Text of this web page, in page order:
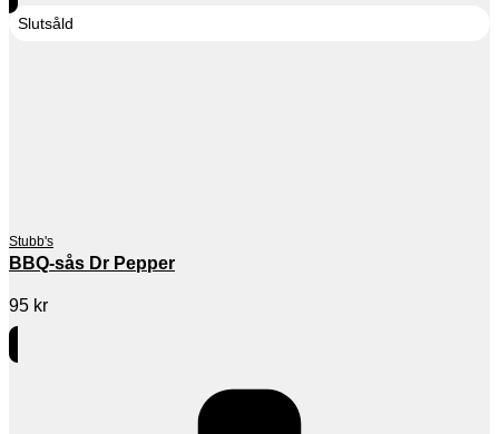
Slutsåld
Stubb's
BBQ-sås Dr Pepper
95 kr